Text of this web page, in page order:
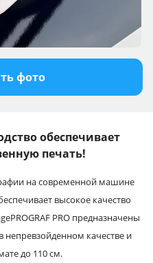
фото
обеспечивает
печать!
на современной машине
высокое качество
PRO предназначены
качестве и
до 110 см.